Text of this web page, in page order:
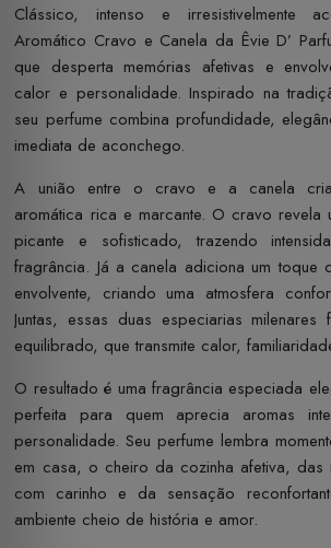
Clássico, intenso e irresistivelmente
Aromático Cravo e Canela da Êvie D’
que desperta memórias afetivas e
calor e personalidade. Inspirado na
seu perfume combina profundidade,
imediata de aconchego.
A união entre o cravo e a canela
aromática rica e marcante. O cravo revela
picante e sofisticado, trazendo
fragrância. Já a canela adiciona um toque
envolvente, criando uma atmosfera
Juntas, essas duas especiarias milenares
equilibrado, que transmite calor,
O resultado é uma fragrância especiada
perfeita para quem aprecia aromas
personalidade. Seu perfume lembra
em casa, o cheiro da cozinha afetiva, das
com carinho e da sensação
ambiente cheio de história e amor.